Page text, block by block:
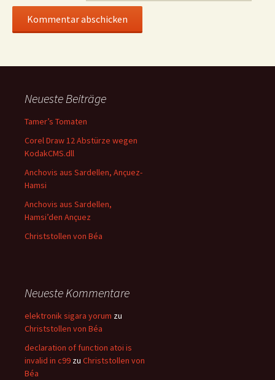
Neueste Beiträge
Tamer’s Tomaten
Corel Draw 12 Abstürze wegen
KodakCMS.dll
Anchovis aus Sardellen, Ançuez-
Hamsi
Anchovis aus Sardellen,
Hamsi’den Ançuez
Christstollen von Béa
Neueste Kommentare
elektronik sigara yorum zu
Christstollen von Béa
declaration of function atoi is
invalid in c99 zu Christstollen von
Béa